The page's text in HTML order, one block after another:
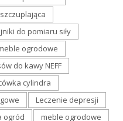
do pomiaru siły
ogrodowe
do kawy NEFF
cylindra
Leczenie depresji
ogród
meble ogrodowe